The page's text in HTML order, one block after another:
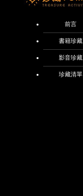
前言
書籍珍藏
影音珍藏
珍藏清單